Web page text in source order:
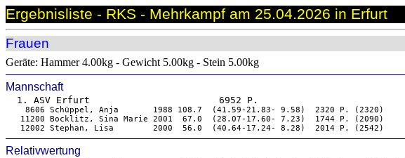
Ergebnisliste - RKS - Mehrkampf am 25.04.2026 in Erfurt
Frauen
Geräte: Hammer 4.00kg - Gewicht 5.00kg - Stein 5.00kg
Mannschaft
  1. ASV Erfurt                       6952 P.
    8606 Schüppel, Anja       1988 108.7  (41.59-21.83- 9.58)  2320 P. (2320)
   11200 Bocklitz, Sina Marie 2001  67.0  (28.07-17.60- 7.23)  1744 P. (2090)
   12002 Stephan, Lisa        2000  56.0  (40.64-17.24- 8.28)  2014 P. (2542)
Relativwertung